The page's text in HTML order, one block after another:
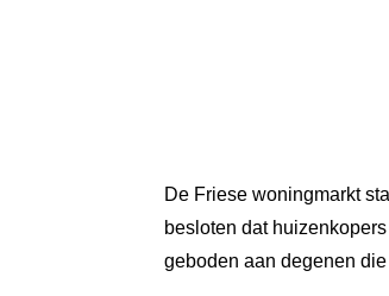
De Friese woningmarkt
besloten dat
geboden aan degenen